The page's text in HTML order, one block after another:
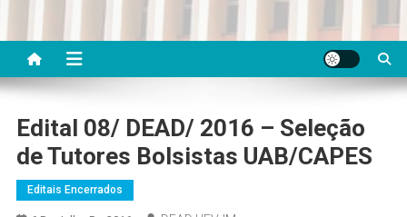
DEAD UFVJM
Edital 08/ DEAD/ 2016 – Seleção
de Tutores Bolsistas UAB/CAPES
Editais Encerrados